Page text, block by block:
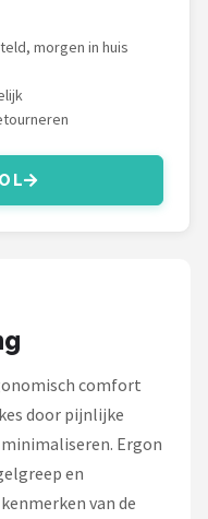
morgen in huis
comfort
door pijnlijke
Ergon
en
van de